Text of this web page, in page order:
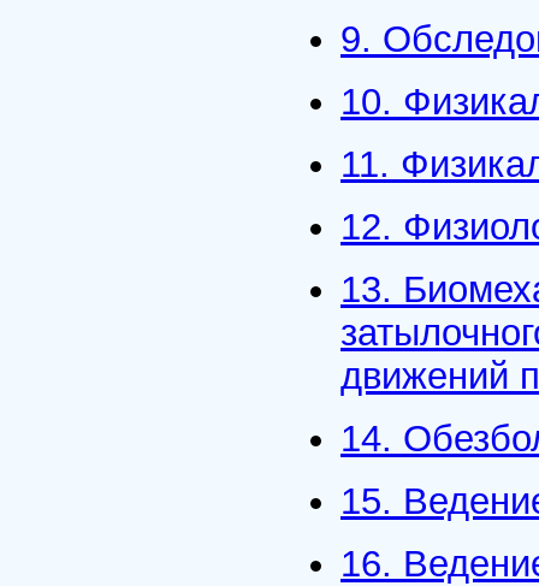
9.
10.
11.
12.
13.
движений
14.
15.
16.